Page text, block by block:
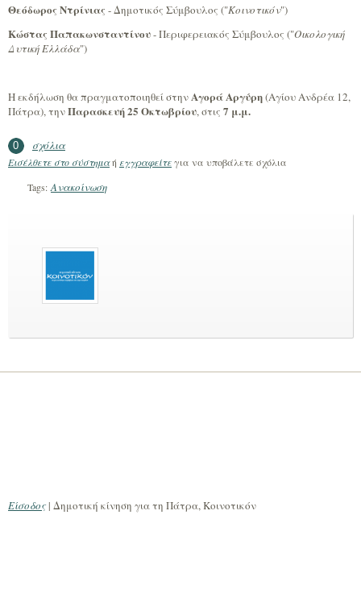
Θεόδωρος Ντρίνιας - Δημοτικός Σύμβουλος ("Κοινοτικόν")
Κώστας Παπακωνσταντίνου- Περιφερειακός Σύμβουλος ("Οικολογική
Δυτική Ελλάδα")
Η εκδήλωση θα πραγματοποιηθεί στην Αγορά Αργύρη(Αγίου Ανδρέα 12,
Πάτρα), τηνΠαρασκευή 25 Οκτωβρίου, στις 7 μ.μ.
0 σχόλια
Εισέλθετε στο σύστημαή εγγραφείτεγια να υποβάλετε σχόλια
Tags: Ανακοίνωση
Είσοδος| Δημοτική κίνηση για τη Πάτρα, Κοινοτικόν